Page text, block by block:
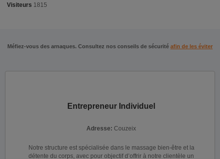
Visiteurs 1815
Méfiez-vous des arnaques. Consultez nos conseils de sécurité afin de les éviter
Entrepreneur Individuel
Adresse: Couzeix
Notre structure est spécialisée dans le massage bien-être et la
détente du corps, avec pour objectif d’offrir à notre clientèle un